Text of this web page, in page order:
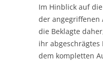
Im Hinblick auf
der
die Beklagte
ihr
dem kompletten